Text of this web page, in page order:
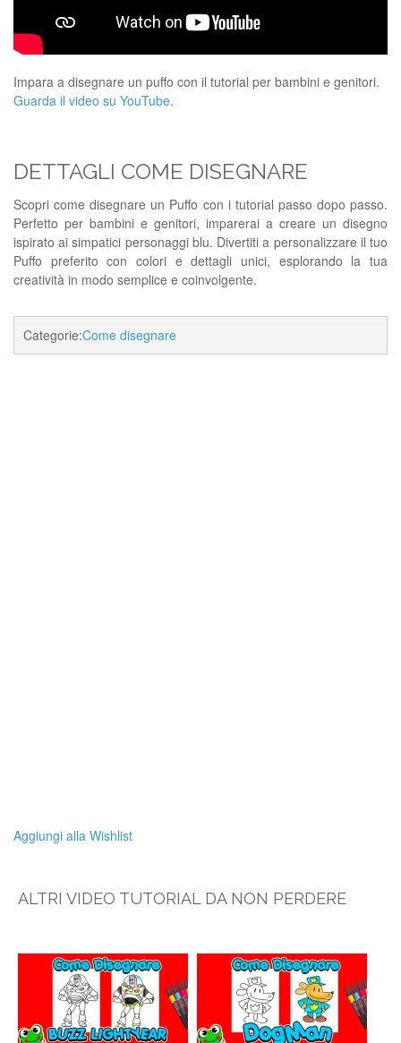
Impara a disegnare un puffo con il tutorial per bambini e genitori.
Guarda il video su YouTube.
DETTAGLI COME DISEGNARE
Scopri come disegnare un Puffo con i tutorial passo dopo passo.
Perfetto per bambini e genitori, imparerai a creare un disegno
ispirato ai simpatici personaggi blu. Divertiti a personalizzare il tuo
Puffo preferito con colori e dettagli unici, esplorando la tua
creatività in modo semplice e coinvolgente.
Categorie:Come disegnare
Aggiungi alla Wishlist
ALTRI VIDEO TUTORIAL DA NON PERDERE